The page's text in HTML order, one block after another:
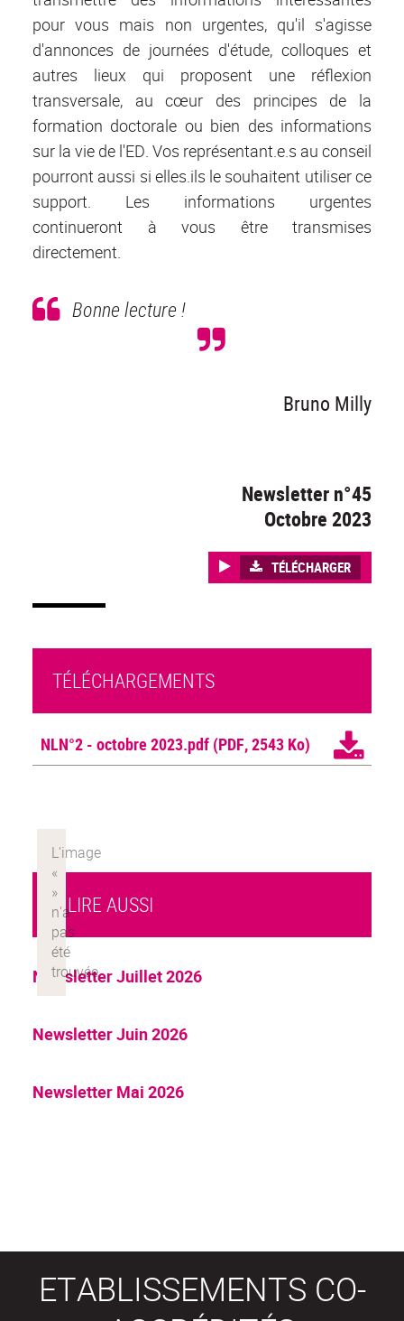
pour vous mais non urgentes, qu'il s'agisse
d'annonces de journées d'étude, colloques et
autres lieux qui proposent une réflexion
transversale, au cœur des principes de la
formation doctorale ou bien des informations
sur la vie de l'ED. Vos représentant.e.s au conseil
pourront aussi si elles.ils le souhaitent utiliser ce
support. Les informations urgentes
continueront à vous être transmises
directement.
Bonne lecture !
Bruno Milly
Newsletter n°45
Octobre 2023
TÉLÉCHARGER
TÉLÉCHARGEMENTS
NLN°2 - octobre 2023.pdf (PDF, 2543 Ko)
À LIRE AUSSI
Newsletter Juillet 2026
Newsletter Juin 2026
Newsletter Mai 2026
ETABLISSEMENTS CO-